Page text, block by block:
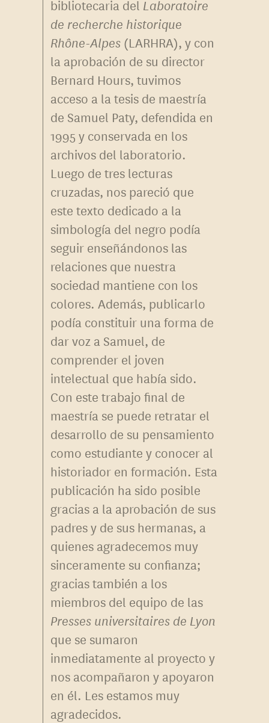
bibliotecaria del Laboratoire
de recherche historique
Rhône-Alpes (LARHRA), y con
la aprobación de su director
Bernard Hours, tuvimos
acceso a la tesis de maestría
de Samuel Paty, defendida en
1995 y conservada en los
archivos del laboratorio.
Luego de tres lecturas
cruzadas, nos pareció que
este texto dedicado a la
simbología del negro podía
seguir enseñándonos las
relaciones que nuestra
sociedad mantiene con los
colores. Además, publicarlo
podía constituir una forma de
dar voz a Samuel, de
comprender el joven
intelectual que había sido.
Con este trabajo final de
maestría se puede retratar el
desarrollo de su pensamiento
como estudiante y conocer al
historiador en formación. Esta
publicación ha sido posible
gracias a la aprobación de sus
padres y de sus hermanas, a
quienes agradecemos muy
sinceramente su confianza;
gracias también a los
miembros del equipo de las
Presses universitaires de Lyon
que se sumaron
inmediatamente al proyecto y
nos acompañaron y apoyaron
en él. Les estamos muy
agradecidos.